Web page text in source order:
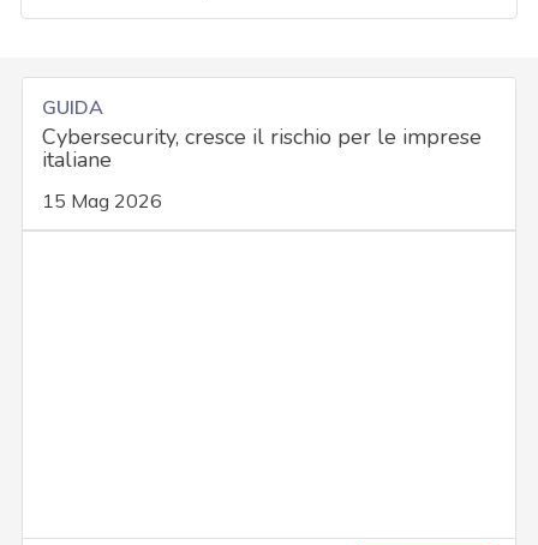
GUIDA
Cybersecurity, cresce il rischio per le imprese
italiane
15 Mag 2026